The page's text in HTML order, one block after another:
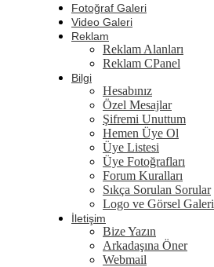
Fotoğraf Galeri
Video Galeri
Reklam
Reklam Alanları
Reklam CPanel
Bilgi
Hesabınız
Özel Mesajlar
Şifremi Unuttum
Hemen Üye Ol
Üye Listesi
Üye Fotoğrafları
Forum Kuralları
Sıkça Sorulan Sorular
Logo ve Görsel Galeri
İletişim
Bize Yazın
Arkadaşına Öner
Webmail